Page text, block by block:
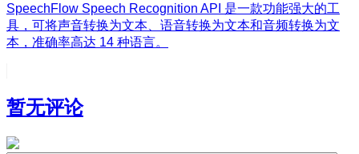
SpeechFlow Speech Recognition API 是一款功能强大的工
具，可将声音转换为文本、语音转换为文本和音频转换为文
本，准确率高达 14 种语言。
暂无评论